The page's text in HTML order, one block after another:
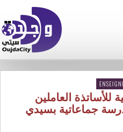
: 25 سكنية للأساتذة العاملين
جماعاتية بسيدي